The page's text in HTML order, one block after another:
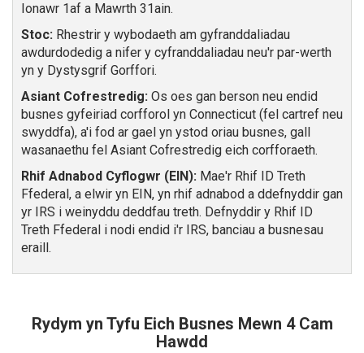
Ionawr 1af a Mawrth 31ain.
Stoc: Rhestrir y wybodaeth am gyfranddaliadau
awdurdodedig a nifer y cyfranddaliadau neu'r par-werth
yn y Dystysgrif Gorffori.
Asiant Cofrestredig: Os oes gan berson neu endid
busnes gyfeiriad corfforol yn Connecticut (fel cartref neu
swyddfa), a'i fod ar gael yn ystod oriau busnes, gall
wasanaethu fel Asiant Cofrestredig eich corfforaeth.
Rhif Adnabod Cyflogwr (EIN): Mae'r Rhif ID Treth
Ffederal, a elwir yn EIN, yn rhif adnabod a ddefnyddir gan
yr IRS i weinyddu deddfau treth. Defnyddir y Rhif ID
Treth Ffederal i nodi endid i'r IRS, banciau a busnesau
eraill.
Rydym yn Tyfu Eich Busnes Mewn 4 Cam
Hawdd